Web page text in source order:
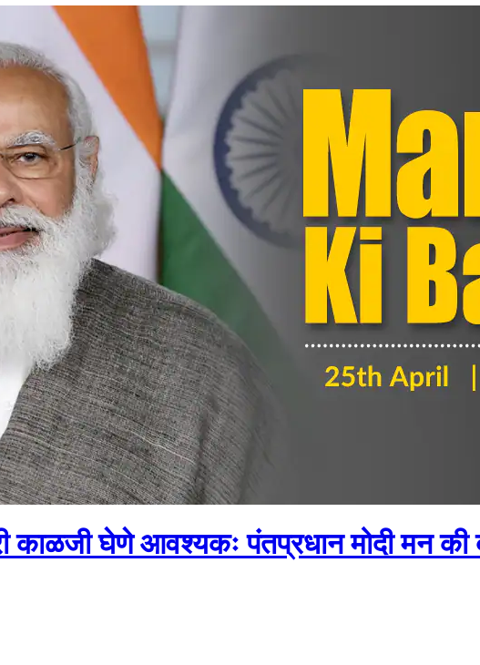
काळजी घेणे आवश्यकः पंतप्रधान मोदी मन की